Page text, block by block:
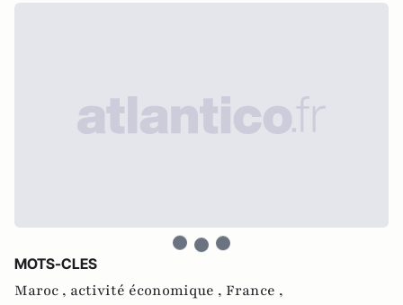
MOTS-CLES
Maroc , activité économique , France ,